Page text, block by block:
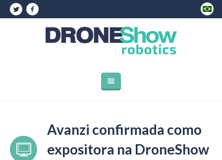
Avanzi confirmada como
expositora na DroneShow